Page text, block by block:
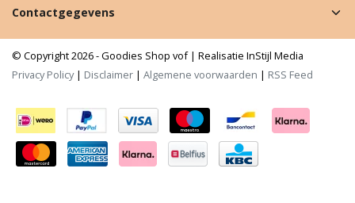
Contactgegevens
© Copyright 2026 - Goodies Shop vof | Realisatie InStijl Media
Privacy Policy| Disclaimer | Algemene voorwaarden | RSS Feed